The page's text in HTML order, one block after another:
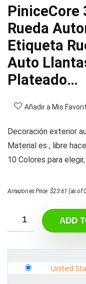
PiniceCore
Rueda
Etiqueta
Auto
Plateado…
Añadir a Mis
Decoración exterior
Material es , libre
10 Colores para
Amazon.es Price:$23.61 (as of
ADD
United